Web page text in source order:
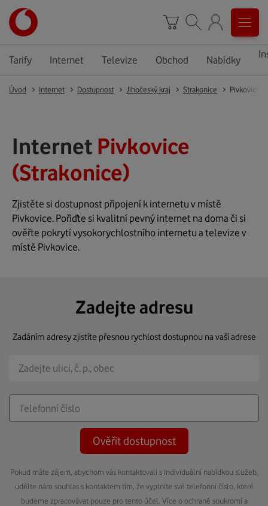
Tarify Internet Televize Obchod Nabídky
Úvod Internet Dostupnost Jihočeský kraj Strakonice Pivkovice
Internet Pivkovice
(Strakonice)
Zjistěte si dostupnost připojení k internetu v místě
Pivkovice. Pořiďte si kvalitní pevný internet na doma či si
ověřte pokrytí vysokorychlostního internetu a televize v
místě Pivkovice.
Zadejte adresu
Zadáním adresy zjistíte přesnou rychlost dostupnou na vaší adrese
Ověřit dostupnost
Pokud máte zájem, abychom vás kontaktovali s individuální nabídkou služeb,
udělte nám souhlas s kontaktem tím, že vyplníte své telefonní číslo, které
budeme zpracovávat pouze pro tento účel. Více o ochraně soukromí a